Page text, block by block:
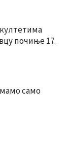
почиње 17.
само